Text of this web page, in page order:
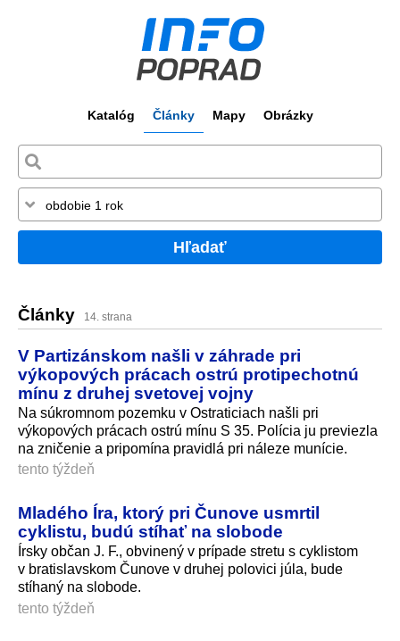
Katalóg Články Mapy Obrázky
Hľadať
Články 14. strana
V Partizánskom našli v záhrade pri
výkopových prácach ostrú protipechotnú
mínu z druhej svetovej vojny
Na súkromnom pozemku v Ostraticiach našli pri
výkopových prácach ostrú mínu S 35. Polícia ju previezla
na zničenie a pripomína pravidlá pri náleze munície.
tento týždeň
Mladého Íra, ktorý pri Čunove usmrtil
cyklistu, budú stíhať na slobode
Írsky občan J. F., obvinený v prípade stretu s cyklistom
v bratislavskom Čunove v druhej polovici júla, bude
stíhaný na slobode.
tento týždeň